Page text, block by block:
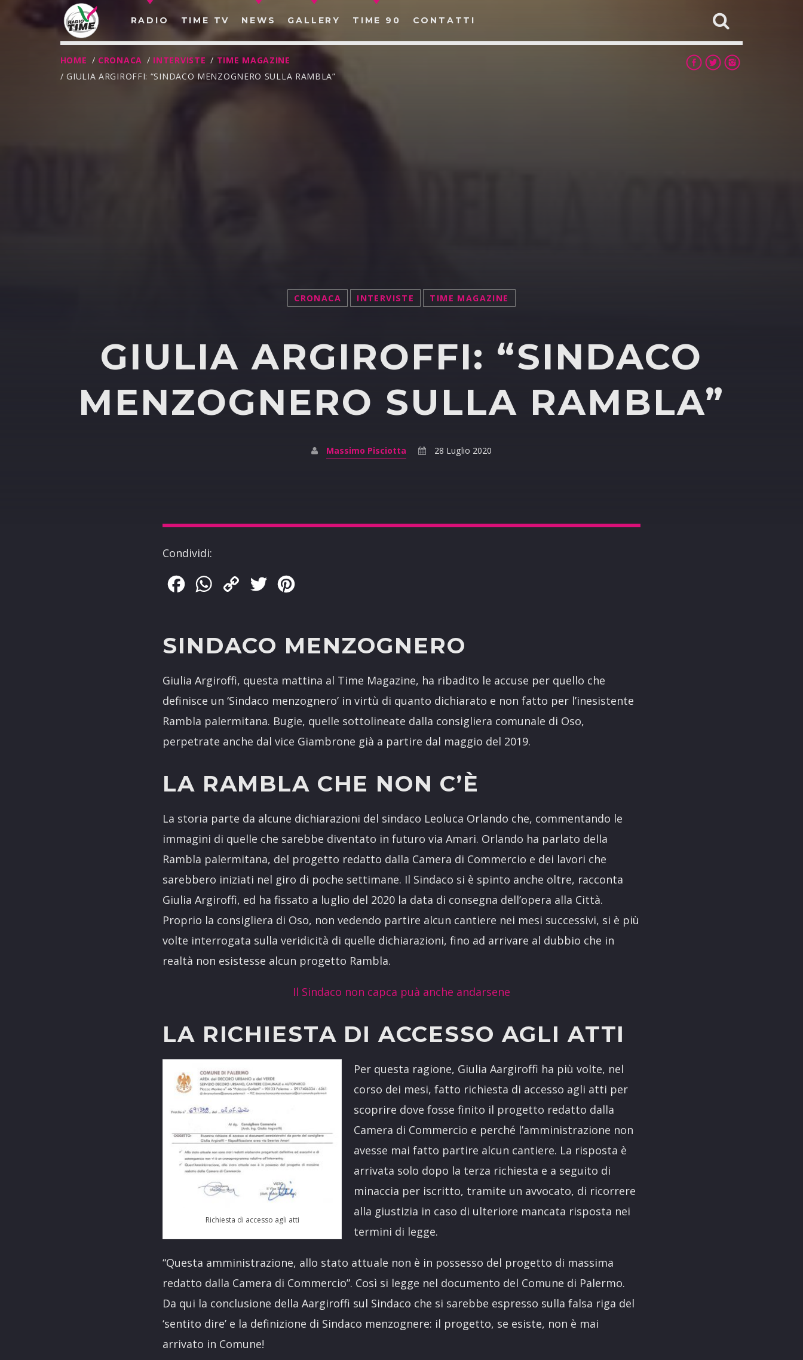
RADIO TIME TV NEWS GALLERY TIME 90 CONTATTI
CERCA NEL SITO WEB:
HOME / CRONACA / INTERVISTE / TIME MAGAZINE
/ GIULIA ARGIROFFI: “SINDACO MENZOGNERO SULLA RAMBLA”
CRONACA INTERVISTE TIME MAGAZINE
GIULIA ARGIROFFI: “SINDACO
MENZOGNERO SULLA RAMBLA”
Massimo Pisciotta 28 Luglio 2020
Condividi:
FacebookWhatsApp
Copy
Twitter
SINDACO MENZOGNERO
Giulia Argiroffi, questa mattina al Time Magazine, ha ribadito le accuse per quello che
definisce un ‘Sindaco menzognero’ in virtù di quanto dichiarato e non fatto per l’inesistente
Rambla palermitana. Bugie, quelle sottolineate dalla consigliera comunale di Oso,
perpetrate anche dal vice Giambrone già a partire dal maggio del 2019.
LA RAMBLA CHE NON C’È
La storia parte da alcune dichiarazioni del sindaco Leoluca Orlando che, commentando le
immagini di quelle che sarebbe diventato in futuro via Amari. Orlando ha parlato della
Rambla palermitana, del progetto redatto dalla Camera di Commercio e dei lavori che
sarebbero iniziati nel giro di poche settimane. Il Sindaco si è spinto anche oltre, racconta
Giulia Argiroffi, ed ha fissato a luglio del 2020 la data di consegna dell’opera alla Città.
Proprio la consigliera di Oso, non vedendo partire alcun cantiere nei mesi successivi, si è più
volte interrogata sulla veridicità di quelle dichiarazioni, fino ad arrivare al dubbio che in
realtà non esistesse alcun progetto Rambla.
Il Sindaco non capca puà anche andarsene
LA RICHIESTA DI ACCESSO AGLI ATTI
Richiesta di accesso agli atti
Per questa ragione, Giulia Aargiroffi ha più volte, nel
corso dei mesi, fatto richiesta di accesso agli atti per
scoprire dove fosse finito il progetto redatto dalla
Camera di Commercio e perché l’amministrazione non
avesse mai fatto partire alcun cantiere. La risposta è
arrivata solo dopo la terza richiesta e a seguito di
minaccia per iscritto, tramite un avvocato, di ricorrere
alla giustizia in caso di ulteriore mancata risposta nei
termini di legge.
“Questa amministrazione, allo stato attuale non è in possesso del progetto di massima
redatto dalla Camera di Commercio”. Così si legge nel documento del Comune di Palermo.
Da qui la conclusione della Aargiroffi sul Sindaco che si sarebbe espresso sulla falsa riga del
‘sentito dire’ e la definizione di Sindaco menzognere: il progetto, se esiste, non è mai
arrivato in Comune!